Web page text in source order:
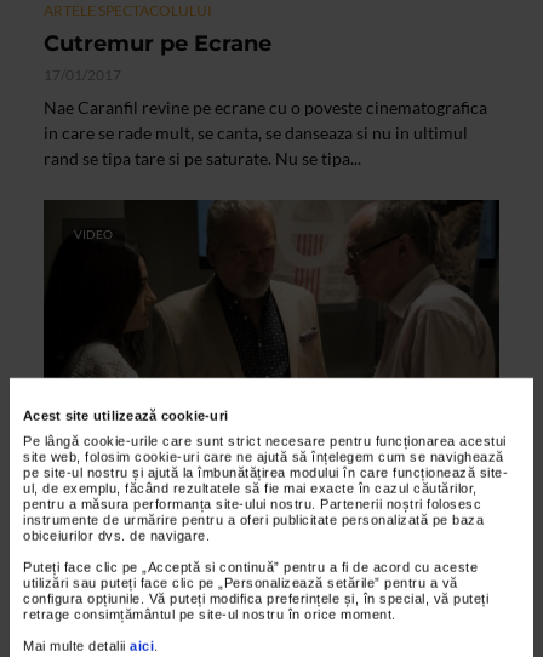
Acest site utilizează cookie-uri
Pe lângă cookie-urile care sunt strict necesare pentru funcționarea acestui
site web, folosim cookie-uri care ne ajută să înțelegem cum se navighează
pe site-ul nostru și ajută la îmbunătățirea modului în care funcționează site-
ul, de exemplu, făcând rezultatele să fie mai exacte în cazul căutărilor,
pentru a măsura performanța site-ului nostru. Partenerii noștri folosesc
instrumente de urmărire pentru a oferi publicitate personalizată pe baza
obiceiurilor dvs. de navigare.
Puteți face clic pe „Acceptă si continuă” pentru a fi de acord cu aceste
utilizări sau puteți face clic pe „Personalizează setările” pentru a vă
configura opțiunile. Vă puteți modifica preferințele și, în special, vă puteți
retrage consimțământul pe site-ul nostru în orice moment.
Mai multe detalii aici
ARTELE SPECTACOLULUI
Cutremur pe Ecrane
17/01/2017
Nae Caranfil revine pe ecrane cu o poveste cinematografica
in care se rade mult, se canta, se danseaza si nu in ultimul
rand se tipa tare si pe saturate. Nu se tipa...
VIDEO
ARTELE SPECTACOLULUI
6,9 pe scara Richter / Nae Caranfil
24/11/2016
Nae Caranfil, fiul tatalui sau, Tudor Caranfil care ne-a
incantat copilaria cu Varstele Peliculei, o emisiune pe care
eu, cel putin, am adorat-o, revine pe ecrane cu o...